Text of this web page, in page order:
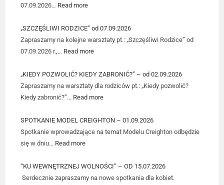
07.09.2026… Read more
„SZCZĘŚLIWI RODZICE” od 07.09.2026
Zapraszamy na kolejne warsztaty pt.: „Szczęśliwi Rodzice” od
07.09.2026 r.,… Read more
„KIEDY POZWOLIĆ? KIEDY ZABRONIĆ?” – od 02.09.2026
Zapraszamy na warsztaty dla rodziców pt.: „Kiedy pozwolić?
Kiedy zabronić?”… Read more
SPOTKANIE MODEL CREIGHTON – 01.09.2026
Spotkanie wprowadzające na temat Modelu Creighton odbędzie
się w dniu… Read more
“KU WEWNĘTRZNEJ WOLNOŚCI” – OD 15.07.2026
Serdecznie zapraszamy na nowe spotkania dla kobiet.